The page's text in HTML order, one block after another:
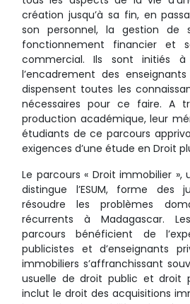
création jusqu’à sa fin, en
son personnel, la gestion de
fonctionnement financier et
commercial. Ils sont initiés
l’encadrement des
dispensent toutes les
nécessaires pour ce faire. A
production académique, leur
étudiants de ce parcours
exigences d’une étude en Droit
Le parcours « Droit immobilier »,
distingue l’ESUM, forme des
résoudre les problèmes
récurrents à Madagascar.
parcours bénéficient de
publicistes et d’enseignants
immobiliers s’affranchissant
usuelle de droit public et droit
inclut le droit des acquisitions